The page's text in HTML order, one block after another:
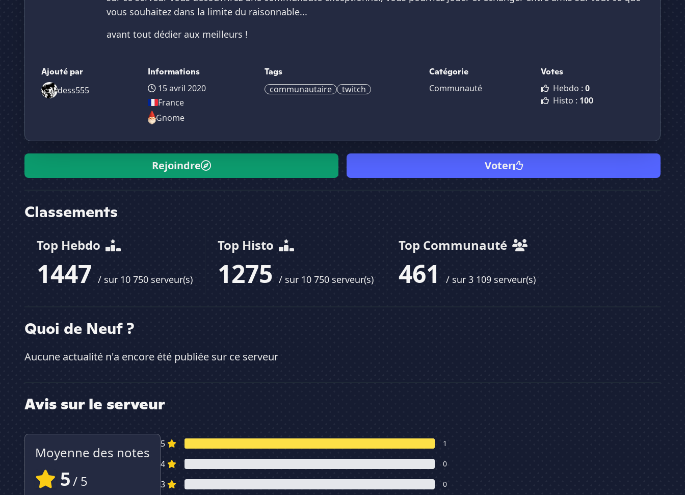
vous souhaitez dans la limite du raisonnable...
avant tout dédier aux meilleurs !
Ajouté par
dess555
Informations
15 avril 2020
France
Gnome
Tags
communautaire twitch
Catégorie
Communauté
Votes
Hebdo :0
Histo : 100
Rejoindre Voter
Classements
Top Hebdo
1447 / sur 10 750 serveur(s)
Top Histo
1275 / sur 10 750 serveur(s)
Top Communauté
461 / sur 3 109 serveur(s)
Quoi de Neuf ?
Aucune actualité n'a encore été publiée sur ce serveur
Avis sur le serveur
Moyenne des notes
5/ 5
5 1
4 0
3 0